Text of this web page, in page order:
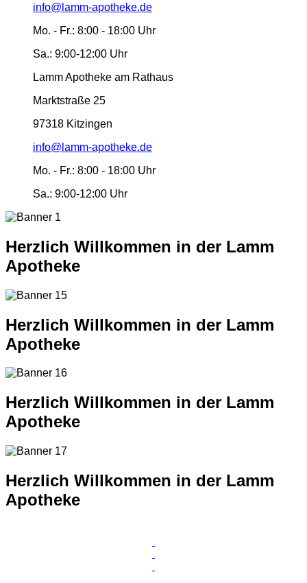
info@lamm-apotheke.de
Mo. - Fr.: 8:00 - 18:00 Uhr
Sa.: 9:00-12:00 Uhr
Lamm Apotheke am Rathaus
Marktstraße 25
97318 Kitzingen
info@lamm-apotheke.de
Mo. - Fr.: 8:00 - 18:00 Uhr
Sa.: 9:00-12:00 Uhr
Herzlich Willkommen in der Lamm
Apotheke
Herzlich Willkommen in der Lamm
Apotheke
Herzlich Willkommen in der Lamm
Apotheke
Herzlich Willkommen in der Lamm
Apotheke